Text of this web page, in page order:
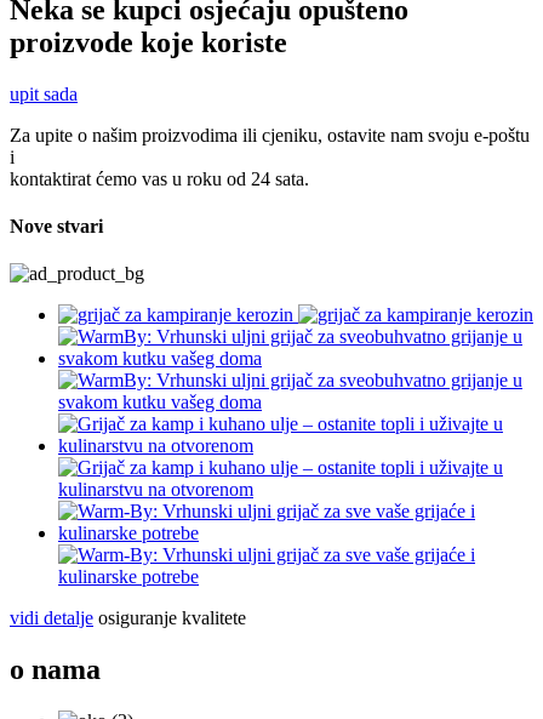
Neka se kupci osjećaju opušteno
proizvode koje koriste
upit sada
Za upite o našim proizvodima ili cjeniku, ostavite nam svoju e-poštu
i
kontaktirat ćemo vas u roku od 24 sata.
Nove stvari
vidi detalje osiguranje kvalitete
o nama